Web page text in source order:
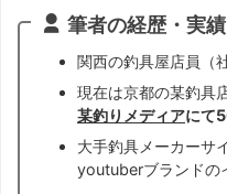
筆者の経歴・実績
関西の釣具屋店員（
現在は京都の某釣具
某釣りメディアにて
大手釣具メーカーサ
youtuberブランド